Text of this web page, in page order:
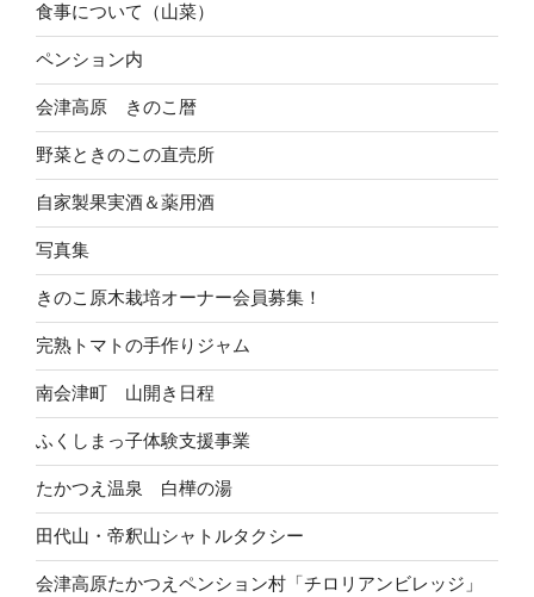
食事について（山菜）
ペンション内
会津高原 きのこ暦
野菜ときのこの直売所
自家製果実酒＆薬用酒
写真集
きのこ原木栽培オーナー会員募集！
完熟トマトの手作りジャム
南会津町 山開き日程
ふくしまっ子体験支援事業
たかつえ温泉 白樺の湯
田代山・帝釈山シャトルタクシー
会津高原たかつえペンション村「チロリアンビレッジ」